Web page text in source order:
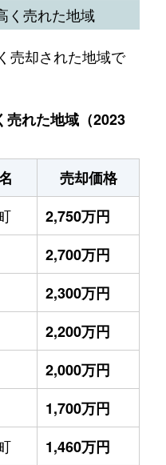
く売れた地域
売却された地域で
売れた地域（2023
売却価格
2,750万円
2,700万円
2,300万円
2,200万円
2,000万円
1,700万円
1,460万円